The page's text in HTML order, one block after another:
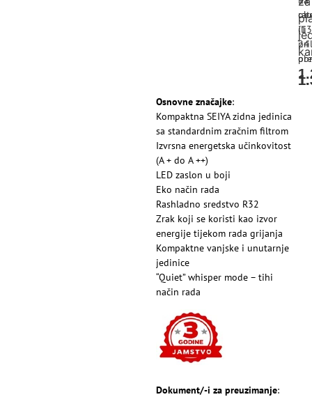
ili
24
Osnovne značajke:
Kompaktna SEIYA zidna jedinica
sa standardnim zračnim filtrom
Izvrsna energetska učinkovitost
(A + do A ++)
LED zaslon u boji
Eko način rada
Rashladno sredstvo R32
Zrak koji se koristi kao izvor
energije tijekom rada grijanja
Kompaktne vanjske i unutarnje
jedinice
“Quiet” whisper mode – tihi
način rada
Dokument/-i za preuzimanje: